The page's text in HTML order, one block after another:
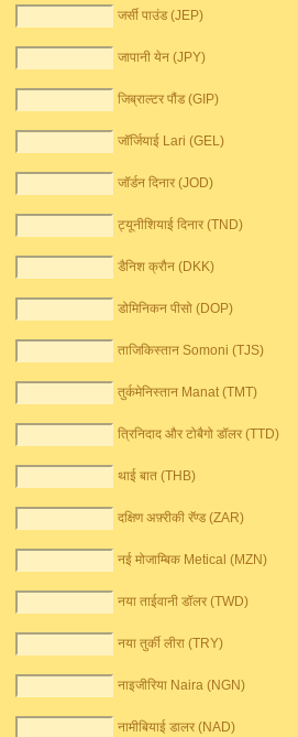
जर्सी पाउंड (JEP)
जापानी येन (JPY)
जिब्राल्टर पौंड (GIP)
जॉर्जियाई Lari (GEL)
जॉर्डन दिनार (JOD)
ट्यूनीशियाई दिनार (TND)
डैनिश क्रौन (DKK)
डोमिनिकन पीसो (DOP)
ताजिकिस्तान Somoni (TJS)
तुर्कमेनिस्तान Manat (TMT)
त्रिनिदाद और टोबैगो डॉलर (TTD)
थाई बात (THB)
दक्षिण अफ़्रीकी रॅण्ड (ZAR)
नई मोजाम्बिक Metical (MZN)
नया ताईवानी डॉलर (TWD)
नया तुर्की लीरा (TRY)
नाइजीरिया Naira (NGN)
नामीबियाई डालर (NAD)